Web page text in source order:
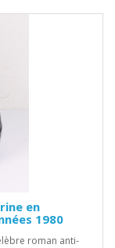
en
1980
roman anti-